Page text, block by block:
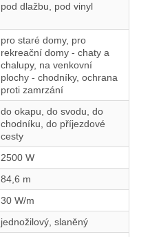
pod dlažbu, pod vinyl
pro staré domy, pro
rekreační domy - chaty a
chalupy, na venkovní
plochy - chodníky, ochrana
proti zamrzání
do okapu, do svodu, do
chodníku, do příjezdové
cesty
2500 W
84,6 m
30 W/m
jednožilový, slaněný